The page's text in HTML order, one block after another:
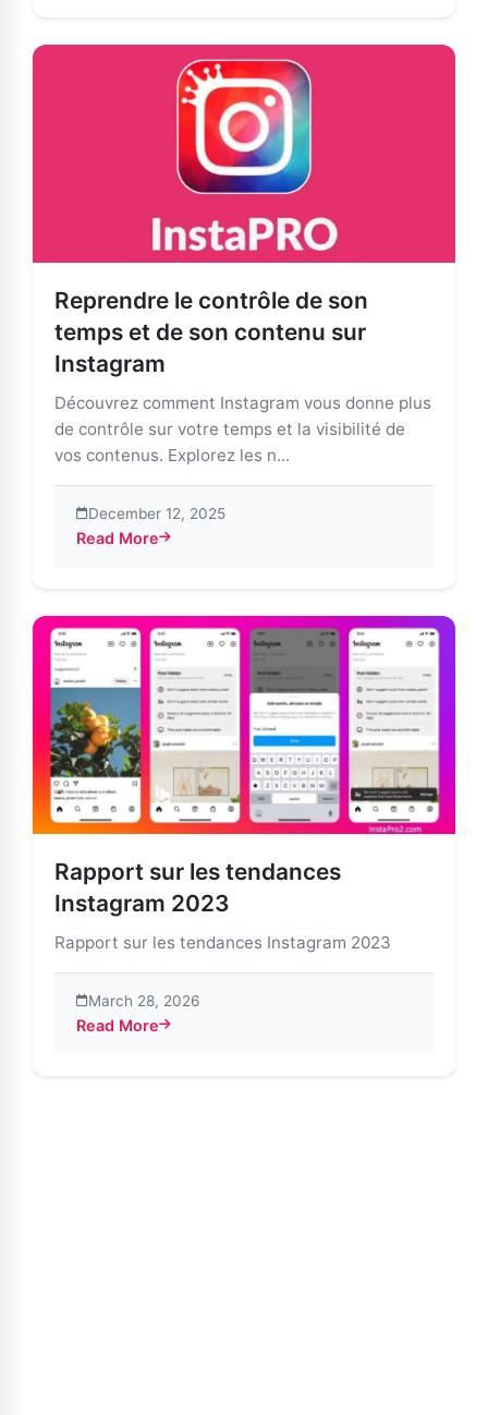
Reprendre le contrôle de son
temps et de son contenu sur
Instagram
Découvrez comment Instagram vous donne plus
de contrôle sur votre temps et la visibilité de
vos contenus. Explorez les n...
December 12, 2025
Read More
about Reprendre le contrôle de son temps et de son
Rapport sur les tendances
Instagram 2023
Rapport sur les tendances Instagram 2023
March 28, 2026
Read More
about Rapport sur les tendances Instagram 2023